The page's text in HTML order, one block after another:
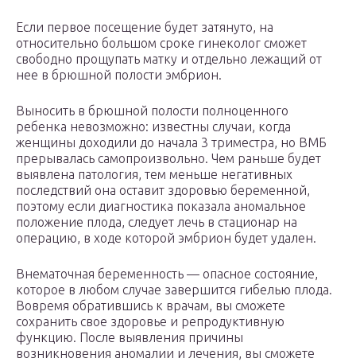
Если первое посещение будет затянуто, на
относительно большом сроке гинеколог сможет
свободно прощупать матку и отдельно лежащий от
нее в брюшной полости эмбрион.
Выносить в брюшной полости полноценного
ребенка невозможно: известны случаи, когда
женщины доходили до начала 3 триместра, но ВМБ
прерывалась самопроизвольно. Чем раньше будет
выявлена патология, тем меньше негативных
последствий она оставит здоровью беременной,
поэтому если диагностика показала аномальное
положение плода, следует лечь в стационар на
операцию, в ходе которой эмбрион будет удален.
Внематочная беременность — опасное состояние,
которое в любом случае завершится гибелью плода.
Вовремя обратившись к врачам, вы сможете
сохранить свое здоровье и репродуктивную
функцию. После выявления причины
возникновения аномалии и лечения, вы сможете